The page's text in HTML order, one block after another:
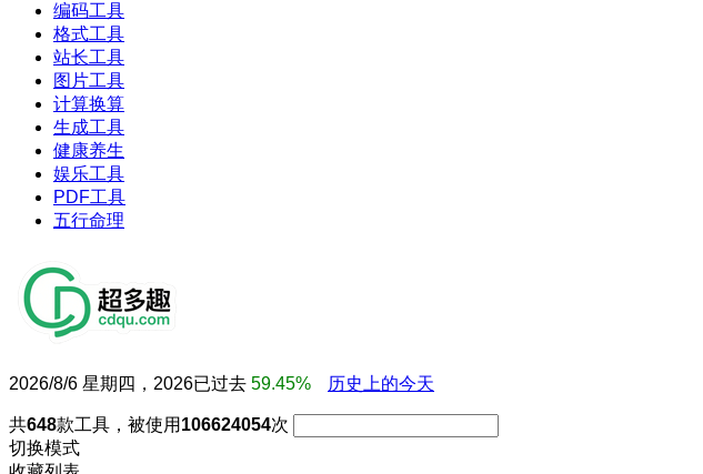
编码工具
格式工具
站长工具
图片工具
计算换算
生成工具
健康养生
娱乐工具
PDF工具
五行命理
2026/8/6 星期四，2026已过去 59.45% 历史上的今天
共648款工具，被使用 106624054次
切换模式